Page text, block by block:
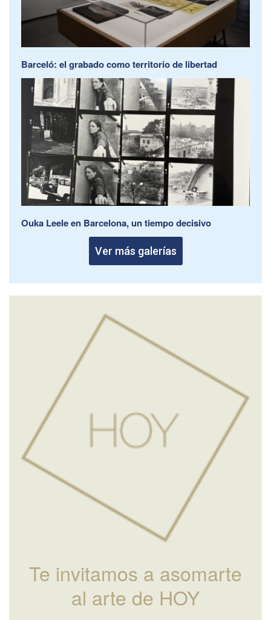
Barceló: el grabado como territorio de libertad
Ouka Leele en Barcelona, un tiempo decisivo
Ver más galerías
Te invitamos a asomarte
al arte de HOY